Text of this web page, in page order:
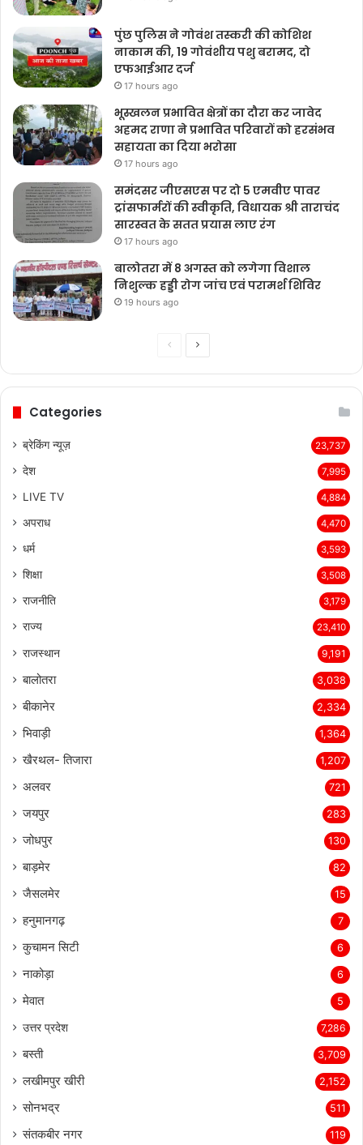
पुंछ पुलिस ने गोवंश तस्करी की कोशिश
नाकाम की, 19 गोवंशीय पशु बरामद, दो
एफआईआर दर्ज
17 hours ago
भूस्खलन प्रभावित क्षेत्रों का दौरा कर जावेद
अहमद राणा ने प्रभावित परिवारों को हरसंभव
सहायता का दिया भरोसा
17 hours ago
समंदसर जीएसएस पर दो 5 एमवीए पावर
ट्रांसफार्मरों की स्वीकृति, विधायक श्री ताराचंद
सारस्वत के सतत प्रयास लाए रंग
17 hours ago
बालोतरा में 8 अगस्त को लगेगा विशाल
निशुल्क हड्डी रोग जांच एवं परामर्श शिविर
19 hours ago
PreviousNext
Categories
ब्रेकिंग न्यूज़ 23,737
देश 7,995
LIVE TV 4,884
अपराध 4,470
धर्म 3,593
शिक्षा 3,508
राजनीति 3,179
राज्य 23,410
राजस्थान 9,191
बालोतरा 3,038
बीकानेर 2,334
भिवाड़ी 1,364
खैरथल- तिजारा 1,207
अलवर 721
जयपुर 283
जोधपुर 130
बाड़मेर 82
जैसलमेर 15
हनुमानगढ़ 7
कुचामन सिटी 6
नाकोड़ा 6
मेवात 5
उत्तर प्रदेश 7,286
बस्ती 3,709
लखीमपुर खीरी 2,152
सोनभद्र 511
संतकबीर नगर 119